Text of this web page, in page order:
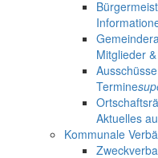
Mitglieder
Ausschüsse
Termine
Aktuelles
Kommunale